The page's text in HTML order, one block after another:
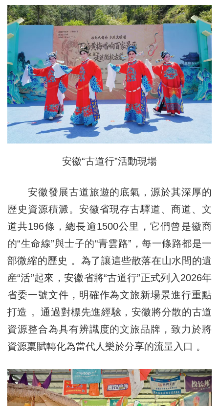
安徽“古道行”活動現場
安徽發展古道旅遊的底氣，源於其深厚的
歷史資源積澱。安徽省現存古驛道、商道、文
道共196條，總長逾1500公里，它們曾是徽商
的“生命線”與士子的“青雲路”，每一條路都是一
部微縮的歷史 。為了讓這些散落在山水間的遺
産“活”起來，安徽省將“古道行”正式列入2026年
省委一號文件，明確作為文旅新場景進行重點
打造 。通過對標先進經驗，安徽將分散的古道
資源整合為具有辨識度的文旅品牌，致力於將
資源稟賦轉化為當代人樂於分享的流量入口 。